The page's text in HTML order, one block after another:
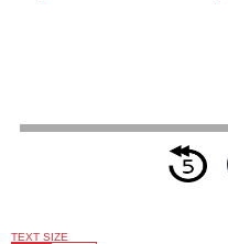
TEXT SIZE